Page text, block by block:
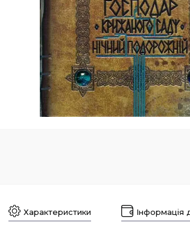
Характеристики Інформація